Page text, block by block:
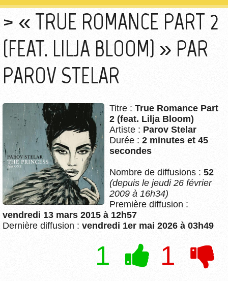
« TRUE ROMANCE PART 2
(FEAT. LILJA BLOOM) » PAR
PAROV STELAR
Titre : True Romance Part
2 (feat. Lilja Bloom)
Artiste : Parov Stelar
Durée : 2 minutes et 45
secondes
Nombre de diffusions : 52
(depuis le jeudi 26 février
2009 à 16h34)
Première diffusion :
vendredi 13 mars 2015 à 12h57
Dernière diffusion : vendredi 1er mai 2026 à 03h49
1 1